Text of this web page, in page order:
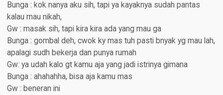
Bunga : kok nanya aku sih, tapi ya kayaknya sudah pantas
kalau mau nikah,
Gw : masak sih, tapi kira kira ada yang mau ga
Bunga : gombal deh, cwok ky mas tuh pasti bnyak yg mau lah,
apalagi sudh bekerja dan punya rumah
Gw: ya udah kalo gt kamu aja yang jadi istrinya gimana
Bunga : ahahahha, bisa aja kamu mas
Gw : beneran ini